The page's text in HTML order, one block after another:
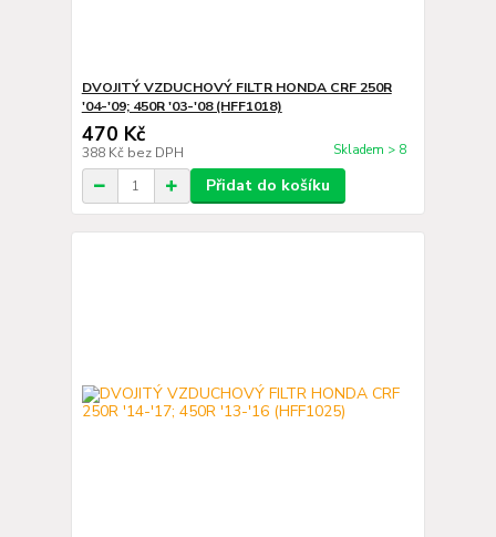
DVOJITÝ VZDUCHOVÝ FILTR HONDA CRF 250R
'04-'09; 450R '03-'08 (HFF1018)
470 Kč
388 Kč bez DPH Skladem > 8
Přidat do košíku